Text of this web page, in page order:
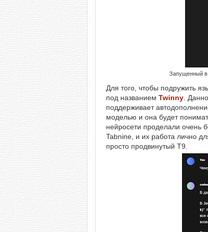
Запущенный в
Для того, чтобы подружить
под названием Twinny .
поддерживает
моделью и она будет
нейросети проделали очень
Tabnine, и их работа лично
просто продвинутый T9.